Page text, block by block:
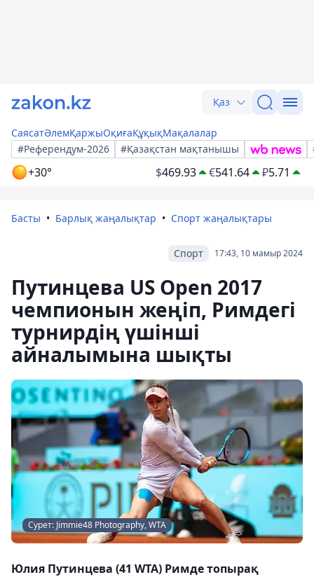
Қаз
СаясатӘлемҚаржыОқиғаҚұқықМақалалар
#Референдум-2026
#Қазақстан мақтанышы
+30° $469.93 €541.64 ₽5.71
Басты Барлық жаңалықтар Спорт жаңалықтары
17:43, 10 мамыр 2024
Спорт
Путинцева US Open 2017
чемпионын жеңіп, Римдегі
турнирдің үшінші
айналымына шықты
Сурет: Jimmie48 Photography, WTA
Юлия Путинцева (41 WTA) Римде топырақ